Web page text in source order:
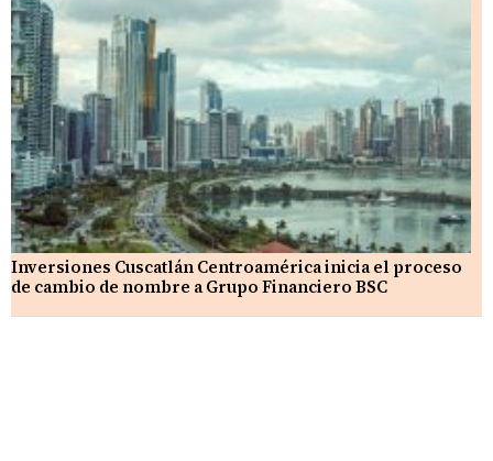
Inversiones Cuscatlán Centroamérica inicia el proceso
de cambio de nombre a Grupo Financiero BSC